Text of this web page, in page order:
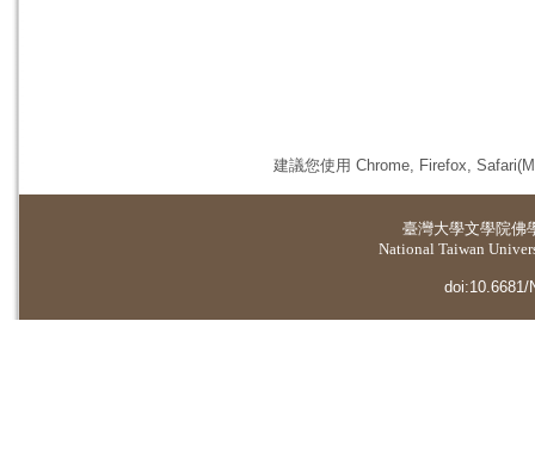
建議您使用 Chrome, Firefox,
臺灣大學文學院佛
National Taiwan
doi:10.6681/